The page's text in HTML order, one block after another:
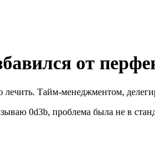
от
Тайм-менеджментом,
0d3b, проблема была не в